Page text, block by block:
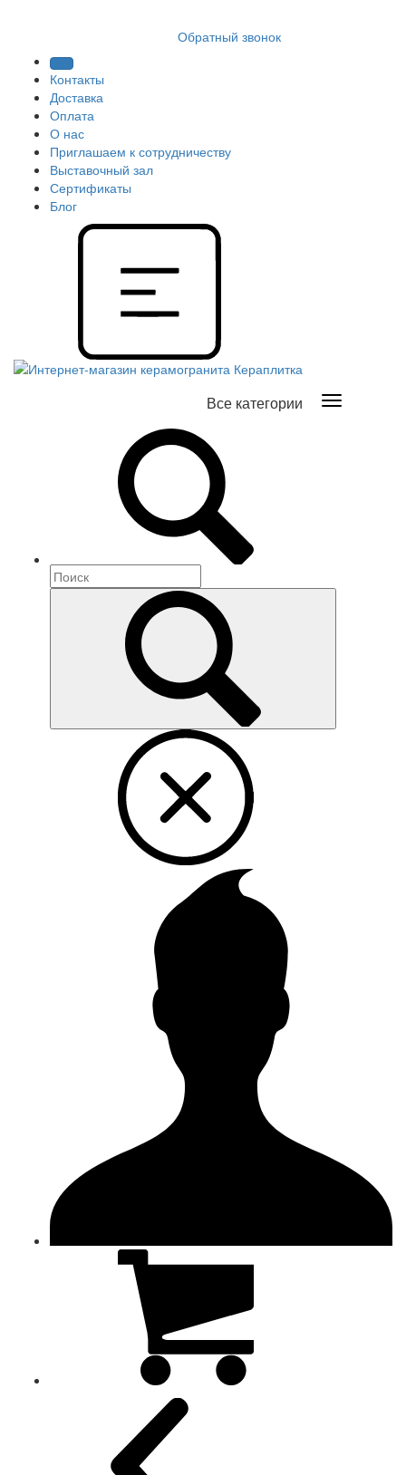
Обратный звонок
Контакты
Доставка
Оплата
О нас
Приглашаем к сотрудничеству
Выставочный зал
Сертификаты
Блог
Все категории